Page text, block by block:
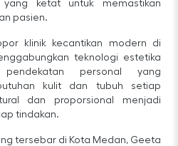
ketat untuk memastikan
pasien.
klinik kecantikan modern di
teknologi estetika
personal yang
kulit dan tubuh setiap
dan proporsional menjadi
tindakan.
tersebar di Kota Medan, Geeta